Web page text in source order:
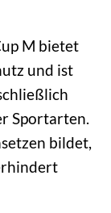
M bietet
und ist
Sportarten.
bildet,